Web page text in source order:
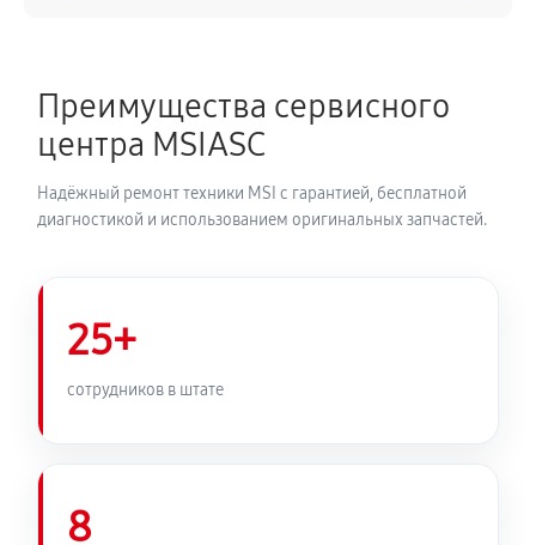
Преимущества сервисного
центра MSIASC
Надёжный ремонт техники MSI с гарантией, бесплатной
диагностикой и использованием оригинальных запчастей.
25+
сотрудников в штате
8